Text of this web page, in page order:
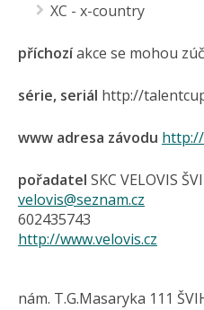
XC - x-country
příchozíakce se mohou
série, seriál http://
www adresa závodu
pořadatel SKC VELOVIS
velovis@seznam.cz
602435743
http://www.velovis.cz
nám. T.G.Masaryka 111